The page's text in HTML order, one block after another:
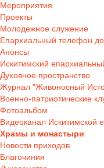
Мероприятия
Проекты
Молодежное служение
Епархиальный телефон
Анонсы
Искитимский
Духовное пространство
Журнал "Живоносный
Военно-патриотические
Фотоальбом
Видеоканал Искитимской
Храмы и монастыри
Новости приходов
Благочиния